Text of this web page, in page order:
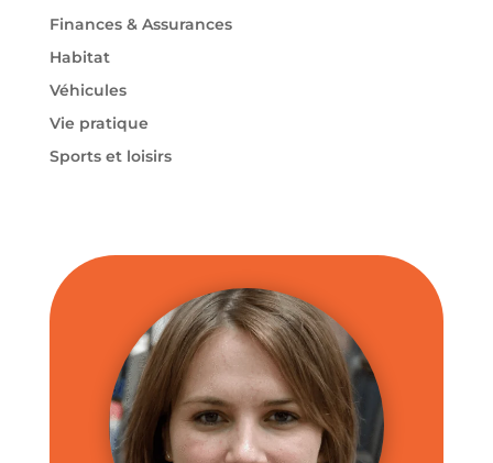
Finances & Assurances
Habitat
Véhicules
Vie pratique
Sports et loisirs